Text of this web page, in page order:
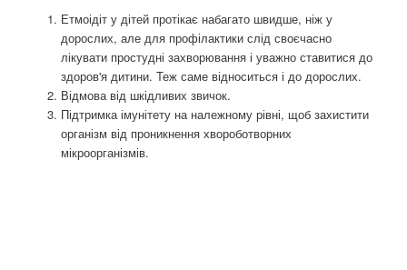
Етмоідіт у дітей протікає набагато швидше, ніж у
дорослих, але для профілактики слід своєчасно
лікувати простудні захворювання і уважно ставитися до
здоров'я дитини. Теж саме відноситься і до дорослих.
Відмова від шкідливих звичок.
Підтримка імунітету на належному рівні, щоб захистити
організм від проникнення хвороботворних
мікроорганізмів.